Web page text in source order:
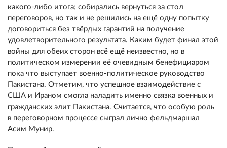
какого-либо итога; собирались вернуться за стол
переговоров, но так и не решились на ещё одну попытку
договориться без твёрдых гарантий на получение
удовлетворительного результата. Каким будет финал этой
войны для обеих сторон всё ещё неизвестно, но в
политическом измерении её очевидным бенефициаром
пока что выступает военно-политическое руководство
Пакистана. Отметим, что успешное взаимодействие с
США и Ираном смогла наладить именно связка военных и
гражданских элит Пакистана. Считается, что особую роль
в переговорном процессе сыграл лично фельдмаршал
Асим Мунир.